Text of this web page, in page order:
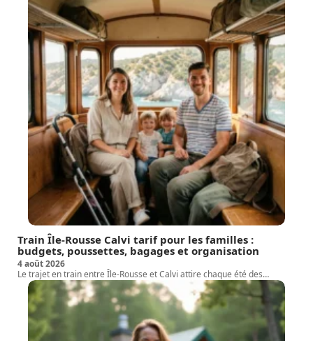
Train Île-Rousse Calvi tarif pour les familles :
budgets, poussettes, bagages et organisation
4 août 2026
Le trajet en train entre Île-Rousse et Calvi attire chaque été des…